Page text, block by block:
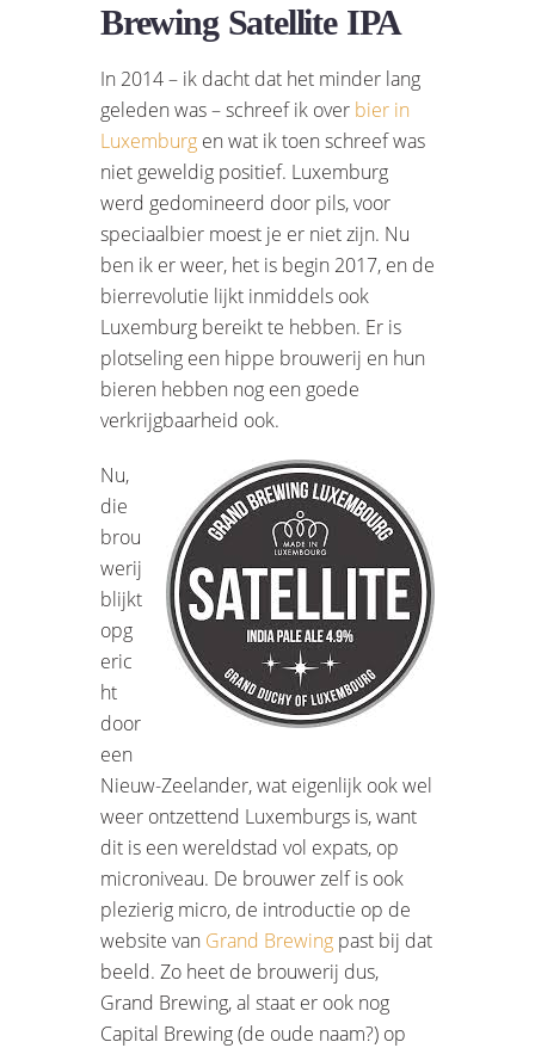
Brewing Satellite IPA
In 2014 – ik dacht dat het minder lang
geleden was – schreef ik over bier in
Luxemburg en wat ik toen schreef was
niet geweldig positief. Luxemburg
werd gedomineerd door pils, voor
speciaalbier moest je er niet zijn. Nu
ben ik er weer, het is begin 2017, en de
bierrevolutie lijkt inmiddels ook
Luxemburg bereikt te hebben. Er is
plotseling een hippe brouwerij en hun
bieren hebben nog een goede
verkrijgbaarheid ook.
Nu,
die
brou
werij
blijkt
opg
eric
ht
door
een
Nieuw-Zeelander, wat eigenlijk ook wel
weer ontzettend Luxemburgs is, want
dit is een wereldstad vol expats, op
microniveau. De brouwer zelf is ook
plezierig micro, de introductie op de
website van Grand Brewing past bij dat
beeld. Zo heet de brouwerij dus,
Grand Brewing, al staat er ook nog
Capital Brewing (de oude naam?) op